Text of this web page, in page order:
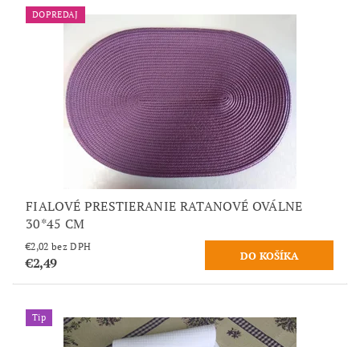
DOPREDAJ
FIALOVÉ PRESTIERANIE RATANOVÉ OVÁLNE
30*45 CM
€2,02 bez DPH
€2,49
Tip